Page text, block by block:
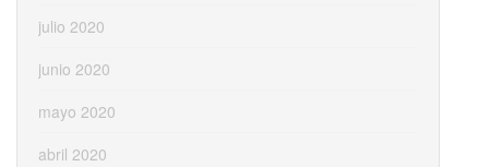
julio 2020
junio 2020
mayo 2020
abril 2020